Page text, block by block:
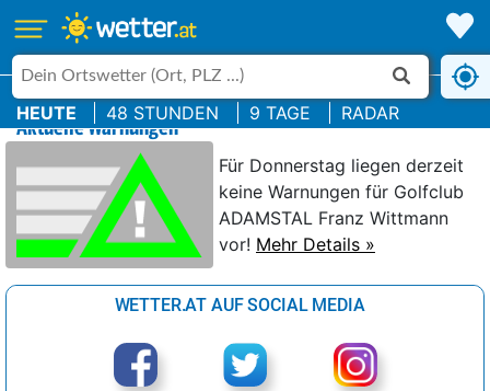
HEUTE 48 STUNDEN 9 TAGE RADAR
Aktuelle Warnungen
Für Donnerstag liegen derzeit
keine Warnungen für Golfclub
ADAMSTAL Franz Wittmann
vor! Mehr Details »
WETTER.AT AUF SOCIAL MEDIA